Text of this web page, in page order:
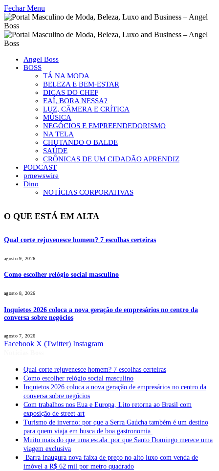
Fechar Menu
Angel Boss
BOSS
TÁ NA MODA
BELEZA E BEM-ESTAR
DICAS DO CHEF
EAÍ, BORA NESSA?
LUZ, CÂMERA E CRÍTICA
MÚSICA
NEGÓCIOS E EMPREENDEDORISMO
NA TELA
CHUTANDO O BALDE
SAÚDE
CRÔNICAS DE UM CIDADÃO APRENDIZ
PODCAST
prnewswire
Dino
NOTÍCIAS CORPORATIVAS
O QUE ESTÁ EM ALTA
Qual corte rejuvenesce homem? 7 escolhas certeiras
agosto 9, 2026
Como escolher relógio social masculino
agosto 8, 2026
Inquietos 2026 coloca a nova geração de empresários no centro da
conversa sobre negócios
agosto 7, 2026
Facebook X (Twitter) Instagram
Qual corte rejuvenesce homem? 7 escolhas certeiras
Como escolher relógio social masculino
Inquietos 2026 coloca a nova geração de empresários no centro da
conversa sobre negócios
Com trabalhos nos Eua e Europa, Lito retorna ao Brasil com
exposição de street art
Turismo de inverno: por que a Serra Gaúcha também é um destino
para quem viaja em busca de boa gastronomia
Muito mais do que uma escala: por que Santo Domingo merece uma
viagem exclusiva
Barra inaugura nova faixa de preço no alto luxo com venda de
imóvel a R$ 62 mil por metro quadrado